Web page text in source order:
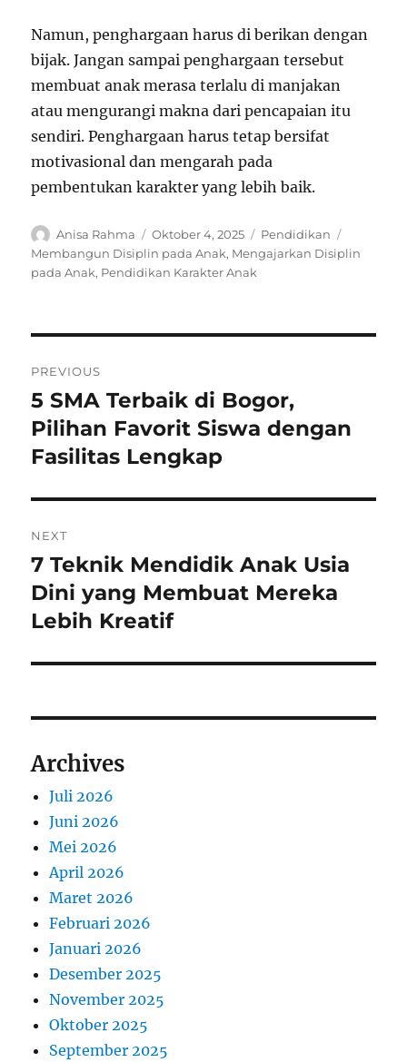
Namun, penghargaan harus di berikan dengan
bijak. Jangan sampai penghargaan tersebut
membuat anak merasa terlalu di manjakan
atau mengurangi makna dari pencapaian itu
sendiri. Penghargaan harus tetap bersifat
motivasional dan mengarah pada
pembentukan karakter yang lebih baik.
Author
Anisa Rahma
Posted
on
Oktober 4, 2025 Categories
Pendidikan
Membangun Disiplin pada Anak, Mengajarkan Disiplin
pada Anak, Pendidikan Karakter Anak
pos
PREVIOUS
Previous
post:
5 SMA Terbaik di Bogor,
Pilihan Favorit Siswa dengan
Fasilitas Lengkap
NEXT
Next
post:
7 Teknik Mendidik Anak Usia
Dini yang Membuat Mereka
Lebih Kreatif
Archives
Juli 2026
Juni 2026
Mei 2026
April 2026
Maret 2026
Februari 2026
Januari 2026
Desember 2025
November 2025
Oktober 2025
September 2025